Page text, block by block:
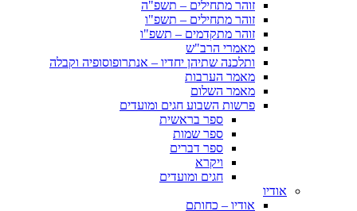
זוהר מתחילים – תשפ"ה
זוהר מתחילים – תשפ"ו
זוהר מתקדמים – תשפ"ו
מאמרי הרב"ש
ותלכנה שתיהן יחדיו – אנתרופוסופיה וקבלה
מאמר הערבות
מאמר השלום
פרשות השבוע חגים ומועדים
ספר בראשית
ספר שמות
ספר דברים
ויקרא
חגים ומועדים
אודיו
אודיו – כחותם